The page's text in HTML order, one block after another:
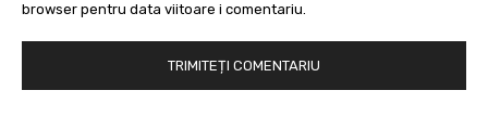
browser pentru data viitoare i comentariu.